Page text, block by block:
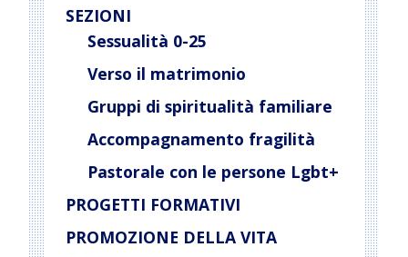
SEZIONI
Sessualità 0-25
Verso il matrimonio
Gruppi di spiritualità familiare
Accompagnamento fragilità
Pastorale con le persone Lgbt+
PROGETTI FORMATIVI
PROMOZIONE DELLA VITA